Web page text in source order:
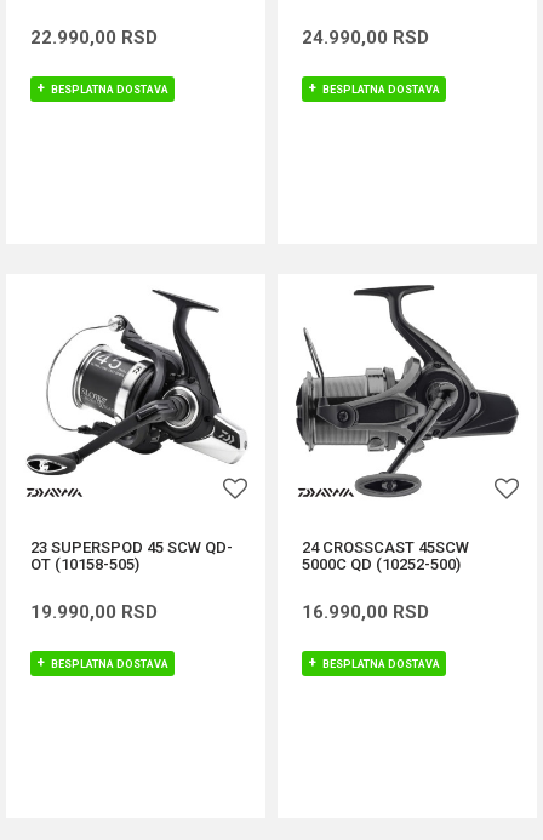
22.990,00 RSD
BESPLATNA DOSTAVA
24.990,00 RSD
BESPLATNA DOSTAVA
23 SUPERSPOD 45 SCW QD-
OT (10158-505)
19.990,00 RSD
BESPLATNA DOSTAVA
24 CROSSCAST 45SCW
5000C QD (10252-500)
16.990,00 RSD
BESPLATNA DOSTAVA